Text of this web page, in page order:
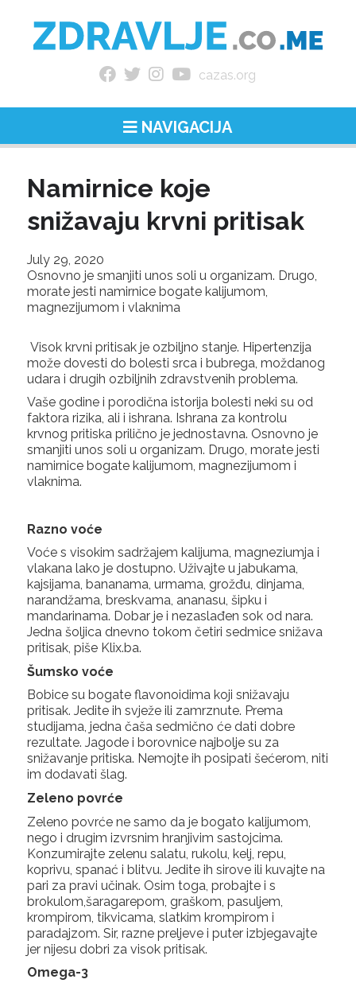
cazas.org
NAVIGACIJA
Namirnice koje
snižavaju krvni pritisak
July 29, 2020
Osnovno je smanjiti unos soli u organizam. Drugo,
morate jesti namirnice bogate kalijumom,
magnezijumom i vlaknima
Visok krvni pritisak je ozbiljno stanje. Hipertenzija
može dovesti do bolesti srca i bubrega, moždanog
udara i drugih ozbiljnih zdravstvenih problema.
Vaše godine i porodična istorija bolesti neki su od
faktora rizika, ali i ishrana. Ishrana za kontrolu
krvnog pritiska prilično je jednostavna. Osnovno je
smanjiti unos soli u organizam. Drugo, morate jesti
namirnice bogate kalijumom, magnezijumom i
vlaknima.
Razno voće
Voće s visokim sadržajem kalijuma, magneziumja i
vlakana lako je dostupno. Uživajte u jabukama,
kajsijama, bananama, urmama, grožđu, dinjama,
narandžama, breskvama, ananasu, šipku i
mandarinama. Dobar je i nezaslađen sok od nara.
Jedna šoljica dnevno tokom četiri sedmice snižava
pritisak, piše Klix.ba.
Šumsko voće
Bobice su bogate flavonoidima koji snižavaju
pritisak. Jedite ih svježe ili zamrznute. Prema
studijama, jedna čaša sedmično će dati dobre
rezultate. Jagode i borovnice najbolje su za
snižavanje pritiska. Nemojte ih posipati šećerom, niti
im dodavati šlag.
Zeleno povrće
Zeleno povrće ne samo da je bogato kalijumom,
nego i drugim izvrsnim hranjivim sastojcima.
Konzumirajte zelenu salatu, rukolu, kelj, repu,
koprivu, spanać i blitvu. Jedite ih sirove ili kuvajte na
pari za pravi učinak. Osim toga, probajte i s
brokulom,šaragarepom, graškom, pasuljem,
krompirom, tikvicama, slatkim krompirom i
paradajzom. Sir, razne preljeve i puter izbjegavajte
jer nijesu dobri za visok pritisak.
Omega-3